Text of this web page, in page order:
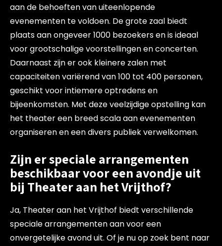
aan de behoeften van uiteenlopende
evenementen te voldoen. De grote zaal biedt
plaats aan ongeveer 1000 bezoekers en is ideaal
voor grootschalige voorstellingen en concerten.
Daarnaast zijn er ook kleinere zalen met
capaciteiten variërend van 100 tot 400 personen,
geschikt voor intiemere optredens en
bijeenkomsten. Met deze veelzijdige opstelling kan
het theater een breed scala aan evenementen
organiseren en een divers publiek verwelkomen.
Zijn er speciale arrangementen
beschikbaar voor een avondje uit
bij Theater aan het Vrijthof?
Ja, Theater aan het Vrijthof biedt verschillende
speciale arrangementen aan voor een
onvergetelijke avond uit. Of je nu op zoek bent naar